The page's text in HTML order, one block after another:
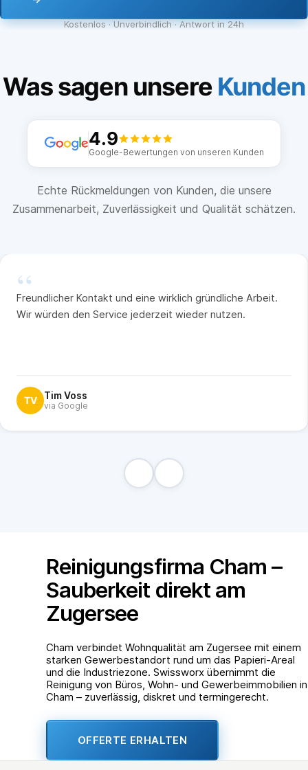
Kostenlos · Unverbindlich · Antwort in 24h
Was sagen unsere Kunden
4.9
Google-Bewertungen von unseren Kunden
Echte Rückmeldungen von Kunden, die unsere
Zusammenarbeit, Zuverlässigkeit und Qualität schätzen.
“
Freundlicher Kontakt und eine wirklich gründliche Arbeit.
Wir würden den Service jederzeit wieder nutzen.
TV Tim Voss
via Google
Reinigungsfirma Cham –
Sauberkeit direkt am
Zugersee
Cham verbindet Wohnqualität am Zugersee mit einem
starken Gewerbestandort rund um das Papieri-Areal
und die Industriezone. Swissworx übernimmt die
Reinigung von Büros, Wohn- und Gewerbeimmobilien in
Cham – zuverlässig, diskret und termingerecht.
OFFERTE ERHALTEN